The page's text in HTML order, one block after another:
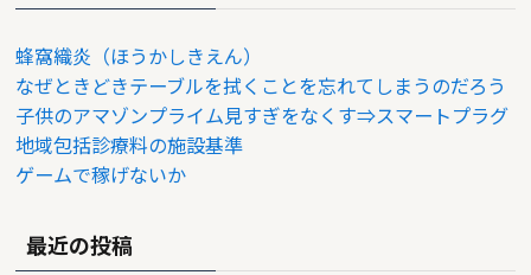
蜂窩織炎（ほうかしきえん）
なぜときどきテーブルを拭くことを忘れてしまうのだろう
子供のアマゾンプライム見すぎをなくす⇒スマートプラグ
地域包括診療料の施設基準
ゲームで稼げないか
最近の投稿